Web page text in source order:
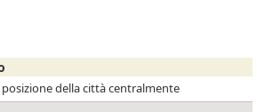
della città centralmente